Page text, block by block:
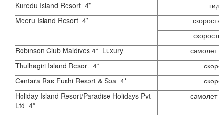
Kuredu Island Resort 4*
Meeru Island Resort 4*
Robinson Club Maldives 4* Luxury
Thulhagiri Island Resort 4*
Centara Ras Fushi Resort & Spa 4*
Holiday Island Resort/Paradise Holidays Pvt
Ltd 4*